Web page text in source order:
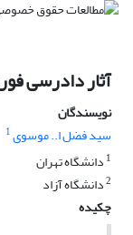
آثار دادرسی
نویسندگان
سید فضل ا.. موسوی1
1 دانشگاه تهران
2دانشگاه آزاد
چکیده